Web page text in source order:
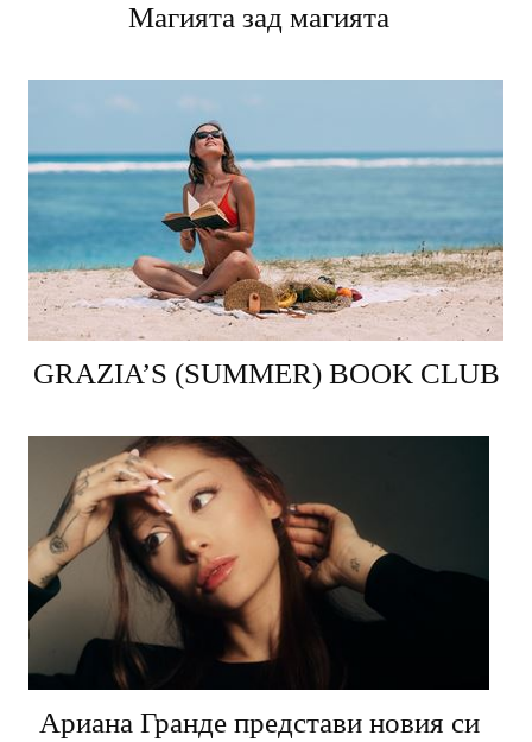
Магията зад магията
GRAZIA’S (SUMMER) BOOK CLUB
Ариана Гранде представи новия си